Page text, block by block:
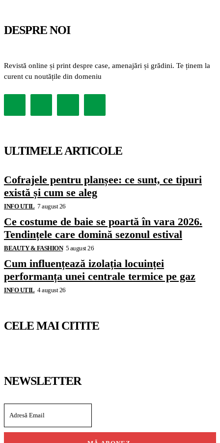
DESPRE NOI
Revistă online și print despre case, amenajări și grădini. Te ținem la
curent cu noutățile din domeniu
ULTIMELE ARTICOLE
Cofrajele pentru planșee: ce sunt, ce tipuri
există și cum se aleg
INFO UTIL 7 august 26
Ce costume de baie se poartă în vara 2026.
Tendințele care domină sezonul estival
BEAUTY & FASHION 5 august 26
Cum influențează izolația locuinței
performanța unei centrale termice pe gaz
INFO UTIL 4 august 26
CELE MAI CITITE
NEWSLETTER